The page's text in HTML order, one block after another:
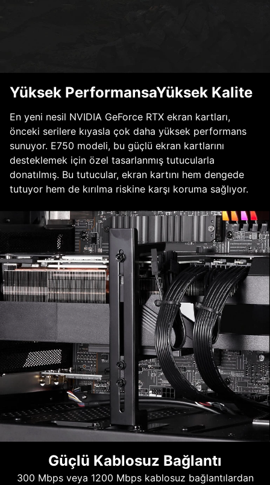
Yüksek PerformansaYüksek Kalite
En yeni nesil NVIDIA GeForce RTX ekran kartları,
önceki serilere kıyasla çok daha yüksek performans
sunuyor. E750 modeli, bu güçlü ekran kartlarını
desteklemek için özel tasarlanmış tutucularla
donatılmış. Bu tutucular, ekran kartını hem dengede
tutuyor hem de kırılma riskine karşı koruma sağlıyor.
Güçlü Kablosuz Bağlantı
300 Mbps veya 1200 Mbps kablosuz bağlantılardan